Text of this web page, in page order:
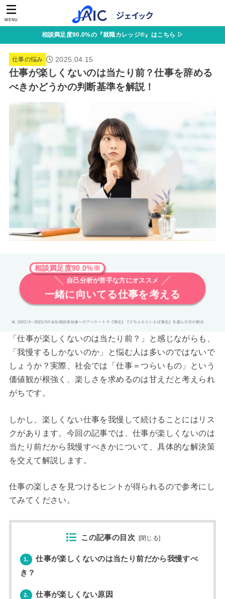
MENU
相談満足度90.0%の『就職カレッジ®』はこちら ▷
仕事の悩み 2025.04.15
仕事が楽しくないのは当たり前？仕事を辞める
べきかどうかの判断基準を解説！
相談満足度90.0%※
自己分析が苦手な方にオススメ
一緒に向いてる仕事を考える
「仕事が楽しくないのは当たり前？」と感じながらも、
「我慢するしかないのか」と悩む人は多いのではないで
しょうか？実際、社会では「仕事＝つらいもの」という
価値観が根強く、楽しさを求めるのは甘えだと考えられ
がちです。
しかし、楽しくない仕事を我慢して続けることにはリス
クがあります。今回の記事では、仕事が楽しくないのは
当たり前だから我慢すべきかについて、具体的な解決策
を交えて解説します。
仕事の楽しさを見つけるヒントが得られるので参考にし
てみてください。
この記事の目次 [閉じる]
1.
仕事が楽しくないのは当たり前だから我慢すべ
き？
2. 仕事が楽しくない原因